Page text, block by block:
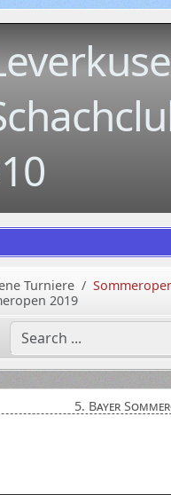
Turniere
2019
5. Bayer